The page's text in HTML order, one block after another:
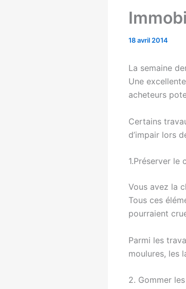
18 avril 2014
La semaine
Une
acheteurs
Certains
d’impair lors
1.Préserver le
Vous avez la
Tous ces
pourraient
Parmi les
moulures, les
2. Gommer